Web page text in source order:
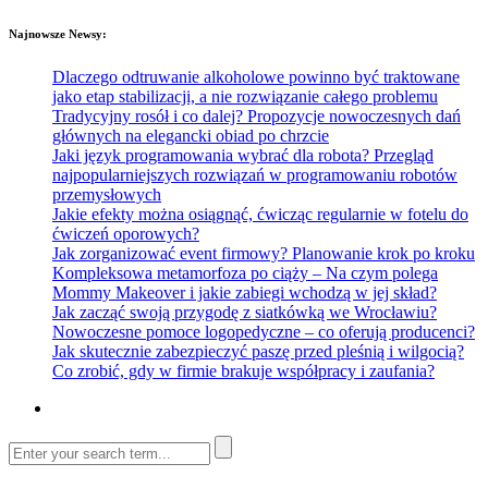
Najnowsze Newsy:
Dlaczego odtruwanie alkoholowe powinno być traktowane
jako etap stabilizacji, a nie rozwiązanie całego problemu
Tradycyjny rosół i co dalej? Propozycje nowoczesnych dań
głównych na elegancki obiad po chrzcie
Jaki język programowania wybrać dla robota? Przegląd
najpopularniejszych rozwiązań w programowaniu robotów
przemysłowych
Jakie efekty można osiągnąć, ćwicząc regularnie w fotelu do
ćwiczeń oporowych?
Jak zorganizować event firmowy? Planowanie krok po kroku
Kompleksowa metamorfoza po ciąży – Na czym polega
Mommy Makeover i jakie zabiegi wchodzą w jej skład?
Jak zacząć swoją przygodę z siatkówką we Wrocławiu?
Nowoczesne pomoce logopedyczne – co oferują producenci?
Jak skutecznie zabezpieczyć paszę przed pleśnią i wilgocią?
Co zrobić, gdy w firmie brakuje współpracy i zaufania?